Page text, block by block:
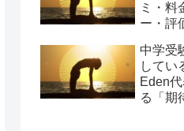
ミ・料
ー・評
中学受
してい
Eden
る「期